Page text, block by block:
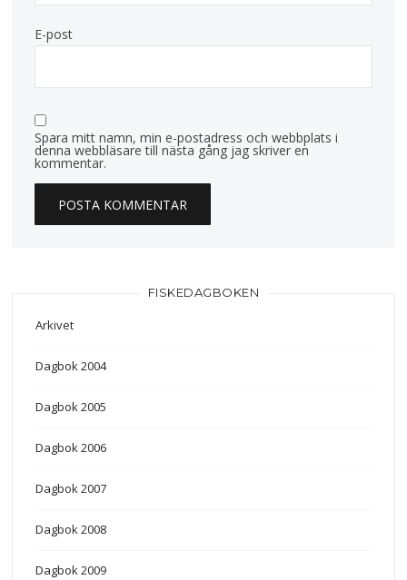
E-post
Spara mitt namn, min e-postadress och webbplats i
denna webbläsare till nästa gång jag skriver en
kommentar.
FISKEDAGBOKEN
Arkivet
Dagbok 2004
Dagbok 2005
Dagbok 2006
Dagbok 2007
Dagbok 2008
Dagbok 2009